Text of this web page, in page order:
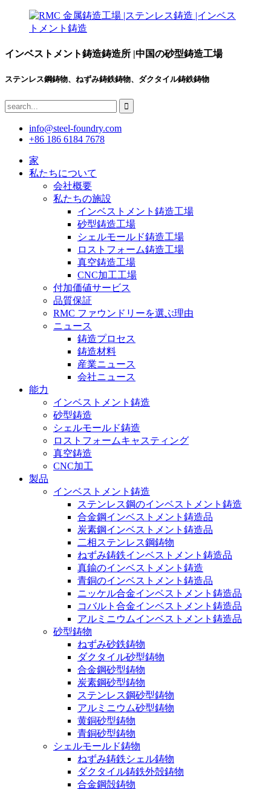
インベストメント鋳造鋳造所 |中国の砂型鋳造工場
ステンレス鋼鋳物、ねずみ鋳鉄鋳物、ダクタイル鋳鉄鋳物
info@steel-foundry.com
+86 186 6184 7678
家
私たちについて
会社概要
私たちの施設
インベストメント鋳造工場
砂型鋳造工場
シェルモールド鋳造工場
ロストフォーム鋳造工場
真空鋳造工場
CNC加工工場
付加価値サービス
品質保証
RMC ファウンドリーを選ぶ理由
ニュース
鋳造プロセス
鋳造材料
産業ニュース
会社ニュース
能力
インベストメント鋳造
砂型鋳造
シェルモールド鋳造
ロストフォームキャスティング
真空鋳造
CNC加工
製品
インベストメント鋳造
ステンレス鋼のインベストメント鋳造
合金鋼インベストメント鋳造品
炭素鋼インベストメント鋳造品
二相ステンレス鋼鋳物
ねずみ鋳鉄インベストメント鋳造品
真鍮のインベストメント鋳造
青銅のインベストメント鋳造品
ニッケル合金インベストメント鋳造品
コバルト合金インベストメント鋳造品
アルミニウムインベストメント鋳造品
砂型鋳物
ねずみ砂鉄鋳物
ダクタイル砂型鋳物
合金鋼砂型鋳物
炭素鋼砂型鋳物
ステンレス鋼砂型鋳物
アルミニウム砂型鋳物
黄銅砂型鋳物
青銅砂型鋳物
シェルモールド鋳物
ねずみ鋳鉄シェル鋳物
ダクタイル鋳鉄外殻鋳物
合金鋼殻鋳物